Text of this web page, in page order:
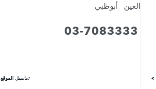
العين - أبوظبي
03-7083333
تفاصيل الموقع